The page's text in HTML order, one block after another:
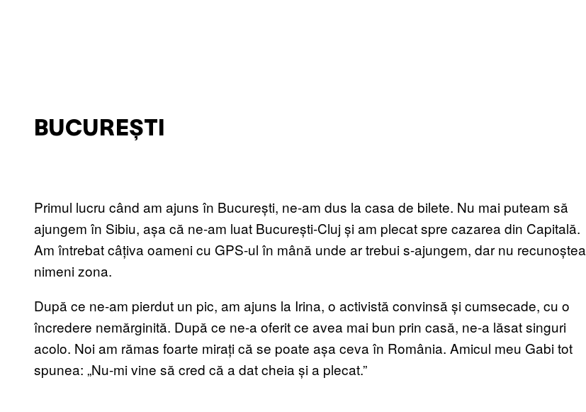
BUCUREȘTI
Primul lucru când am ajuns în București, ne-am dus la casa de bilete. Nu mai puteam să
ajungem în Sibiu, așa că ne-am luat București-Cluj și am plecat spre cazarea din Capitală.
Am întrebat câțiva oameni cu GPS-ul în mână unde ar trebui s-ajungem, dar nu recunoștea
nimeni zona.
După ce ne-am pierdut un pic, am ajuns la Irina, o activistă convinsă și cumsecade, cu o
încredere nemărginită. După ce ne-a oferit ce avea mai bun prin casă, ne-a lăsat singuri
acolo. Noi am rămas foarte mirați că se poate așa ceva în România. Amicul meu Gabi tot
spunea: „Nu-mi vine să cred că a dat cheia și a plecat.”